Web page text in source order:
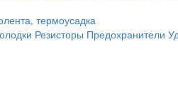
термоусадка
Резисторы Предохранители